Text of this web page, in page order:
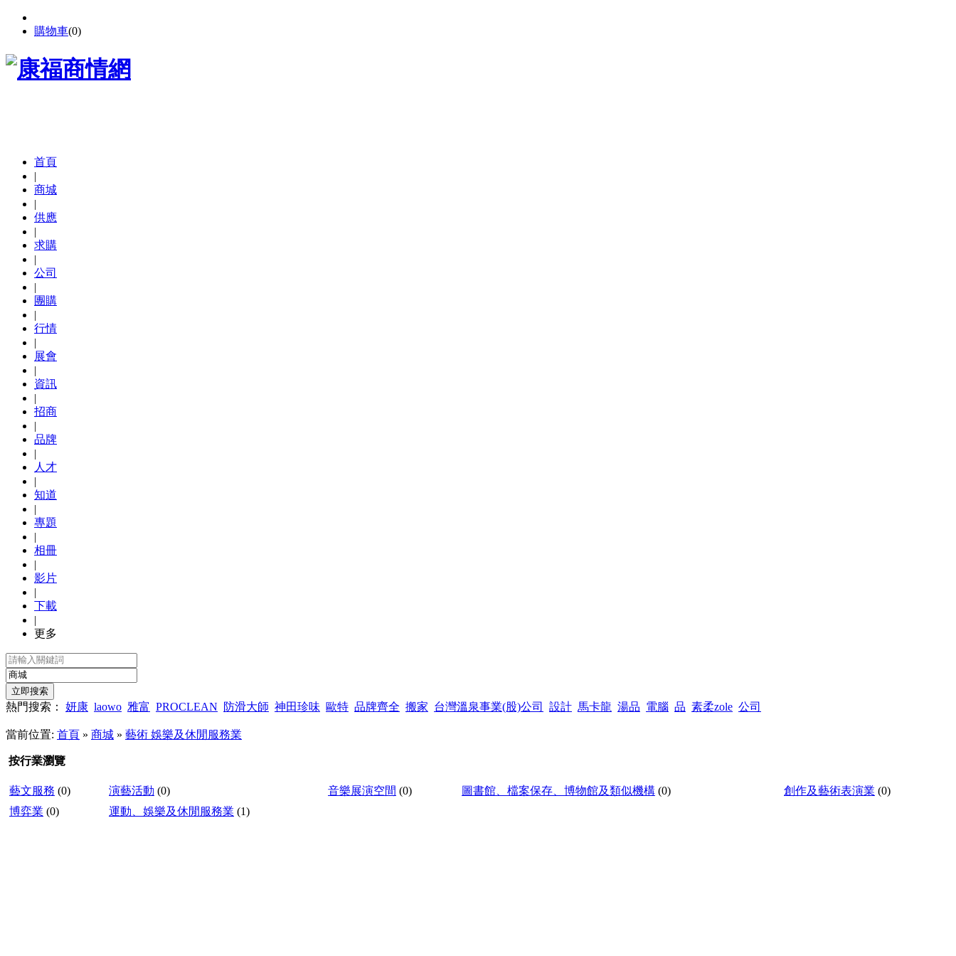
購物車(0)
首頁
|
商城
|
供應
|
求購
|
公司
|
團購
|
行情
|
展會
|
資訊
|
招商
|
品牌
|
人才
|
知道
|
專題
|
相冊
|
影片
|
下載
|
更多
熱門搜索： 妍康 laowo 雅富 PROCLEAN 防滑大師 神田珍味 歐特 品牌齊全 搬家 台灣溫泉事業(股)公司 設計 馬卡龍 湯品 電腦 品 素柔zole 公司
當前位置: 首頁 » 商城 » 藝術 娛樂及休閒服務業
按行業瀏覽
藝文服務 (0) 演藝活動 (0) 音樂展演空間 (0) 圖書館、檔案保存、博物館及類似機構 (0) 創作及藝術表演業 (0)
博弈業 (0) 運動、娛樂及休閒服務業 (1)